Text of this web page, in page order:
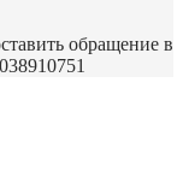
обращение в